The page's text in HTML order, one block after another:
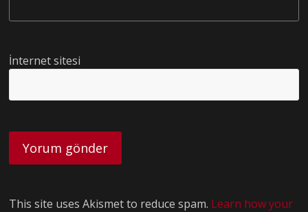
İnternet sitesi
This site uses Akismet to reduce spam. Learn how your